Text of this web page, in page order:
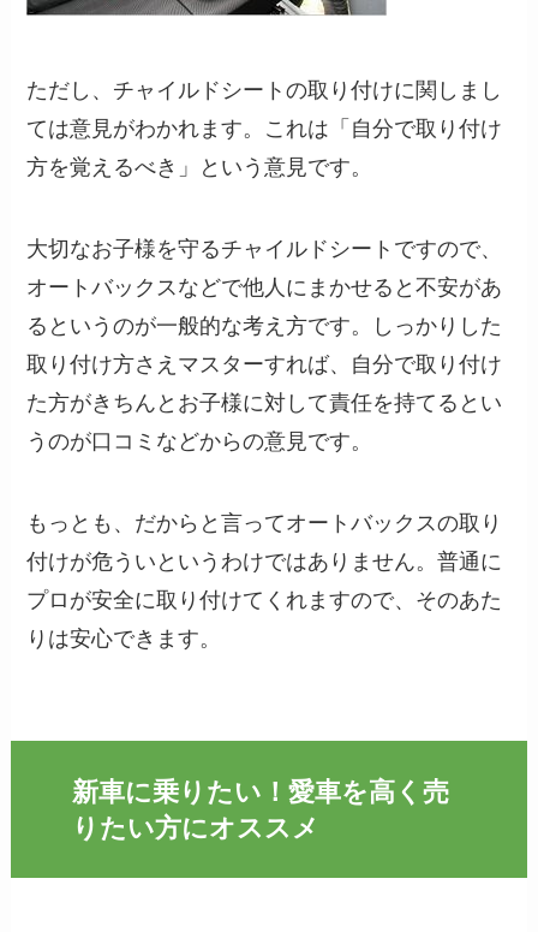
ただし、チャイルドシートの取り付けに関しまし
ては意見がわかれます。これは 「自分で取り付け
方を覚えるべき」 という意見です。
大切なお子様を守るチャイルドシートですので、
オートバックスなどで他人にまかせると不安があ
るというのが一般的な考え方です。しっかりした
取り付け方さえマスターすれば、 自分で取り付け
た方がきちんとお子様に対して責任を持てるとい
うのが口コミなどからの意見です。
もっとも、だからと言ってオートバックスの取り
付けが危ういというわけではありません。普通に
プロが安全に取り付けてくれますので、そのあた
りは安心できます。
新車に乗りたい！愛車を高く売
りたい方にオススメ